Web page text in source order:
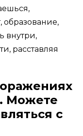
образование,
внутри,
расставляя
Можете
с